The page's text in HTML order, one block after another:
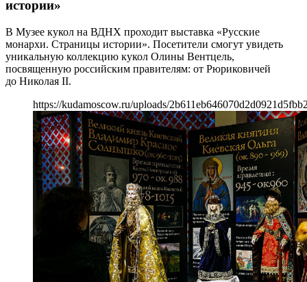
истории»
В Музее кукол на ВДНХ проходит выставка «Русские
монархи. Страницы истории». Посетители смогут увидеть
уникальную коллекцию кукол Олины Вентцель,
посвященную российским правителям: от Рюриковичей
до Николая II.
https://kudamoscow.ru/uploads/